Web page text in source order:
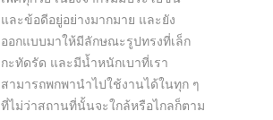
และข้อดีอยู่อย่างมากมาย และยัง
ออกแบบมาให้มีลักษณะรูปทรงที่เล็ก
กะทัดรัด และมีน้ำหนักเบาที่เรา
สามารถพกพานำไปใช้งานได้ในทุก ๆ
ที่ไม่ว่าสถานที่นั้นจะใกล้หรือไกลก็ตาม